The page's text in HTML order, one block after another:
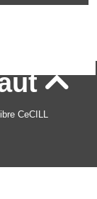

CeCILL